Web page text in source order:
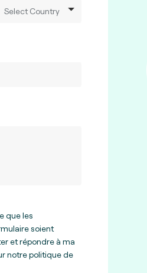
que les
soient
et répondre à ma
notre politique de